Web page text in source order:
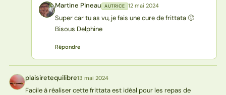
MP Martine Pineau AUTRICE 12 mai 2024
Super car tu as vu, je fais une cure de frittata 🙂
Bisous Delphine
Répondre
P plaisiretequilibre13 mai 2024
Facile à réaliser cette frittata est idéal pour les repas de